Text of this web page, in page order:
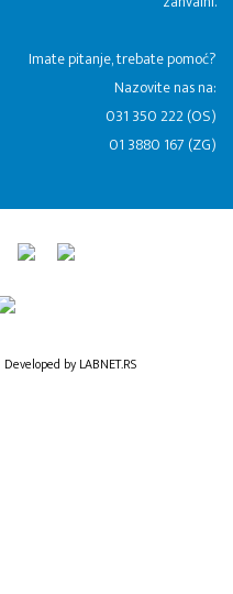
​Imate pitanje, trebate pomoć?
Nazovite nas na:
031 350 222 (OS)
01 3880 167 (ZG)
Developed by LABNET.RS